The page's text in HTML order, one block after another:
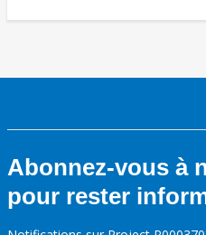
Abonnez-vous à
pour rester